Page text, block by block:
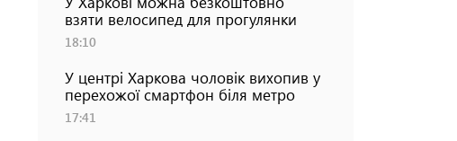
взяти велосипед для прогулянки
18:10
У центрі Харкова чоловік вихопив у
перехожої смартфон біля метро
17:41